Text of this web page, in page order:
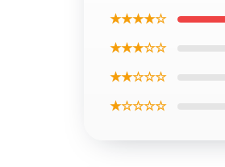
★★★★☆
★★★☆☆
★★☆☆☆
★☆☆☆☆